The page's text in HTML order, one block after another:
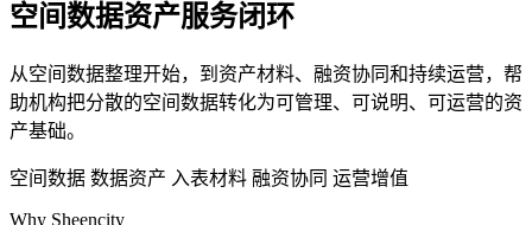
空间数据资产服务闭环
从空间数据整理开始，到资产材料、融资协同和持续运营，帮
助机构把分散的空间数据转化为可管理、可说明、可运营的资
产基础。
空间数据 数据资产 入表材料 融资协同 运营增值
Why Sheencity